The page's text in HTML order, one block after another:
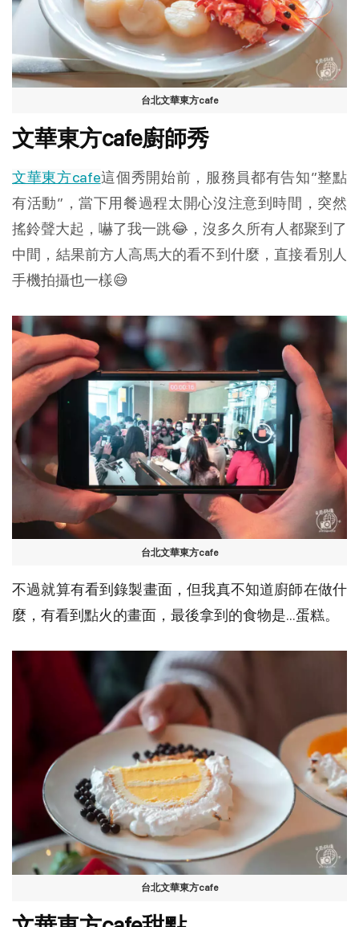
台北文華東方cafe
文華東方cafe廚師秀
文華東方cafe這個秀開始前，服務員都有告知”整點
有活動”，當下用餐過程太開心沒注意到時間，突然
搖鈴聲大起，嚇了我一跳😂，沒多久所有人都聚到了
中間，結果前方人高馬大的看不到什麼，直接看別人
手機拍攝也一樣😅
台北文華東方cafe
不過就算有看到錄製畫面，但我真不知道廚師在做什
麼，有看到點火的畫面，最後拿到的食物是…蛋糕。
台北文華東方cafe